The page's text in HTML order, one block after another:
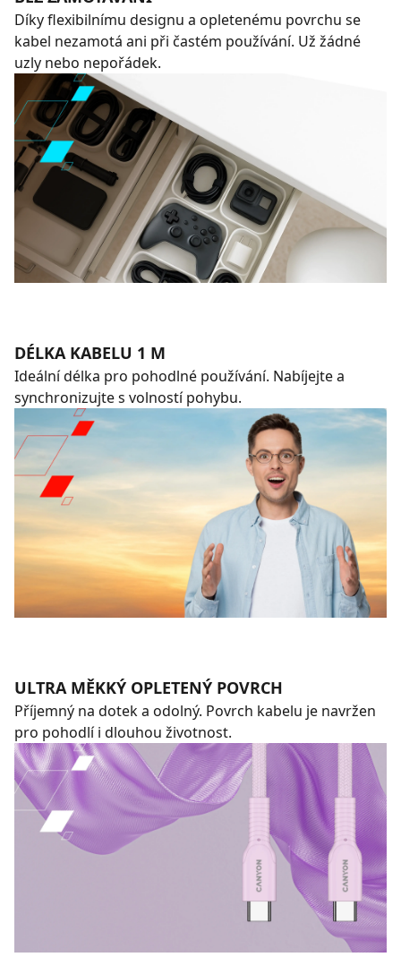
Díky flexibilnímu designu a opletenému povrchu se
kabel nezamotá ani při častém používání. Už žádné
uzly nebo nepořádek.
DÉLKA KABELU 1 M
Ideální délka pro pohodlné používání. Nabíjejte a
synchronizujte s volností pohybu.
ULTRA MĚKKÝ OPLETENÝ POVRCH
Příjemný na dotek a odolný. Povrch kabelu je navržen
pro pohodlí i dlouhou životnost.